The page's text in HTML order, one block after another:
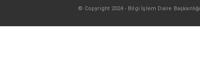
© Copyright 2024 - Bilgi İşlem Daire Başkanlığı